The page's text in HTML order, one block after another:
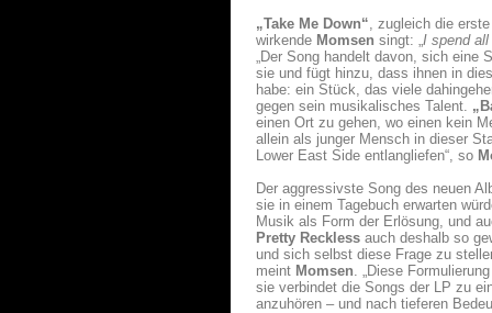
„Take Me Down“, zugleich die
wirkende Momsen singt: „I spend
„Der Song handelt davon, sich eine
sie und fügt hinzu, dass ihnen in
habe: ein Stück, das viele
gegen sein musikalisches Talent.
einen Ort zu gehen, wo einen kein
allein als junger Mensch in dieser
Lower East Side entlangliefen“, so
Der aggressivste Song des neuen
sie in einem Tagebuch erwarten
Musik als Form der Erlösung, und
Pretty Reckless auch deshalb so
und sich selbst diese Frage zu
meint Momsen. „Diese
sie verbindet die Songs der LP zu
anzuhören – und nach tieferen